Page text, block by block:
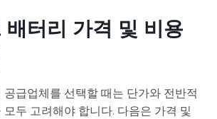
배터리 가격 및 비용
공급업체를 선택할 때는 단가와 전반적
두 고려해야 합니다. 다음은 가격 및